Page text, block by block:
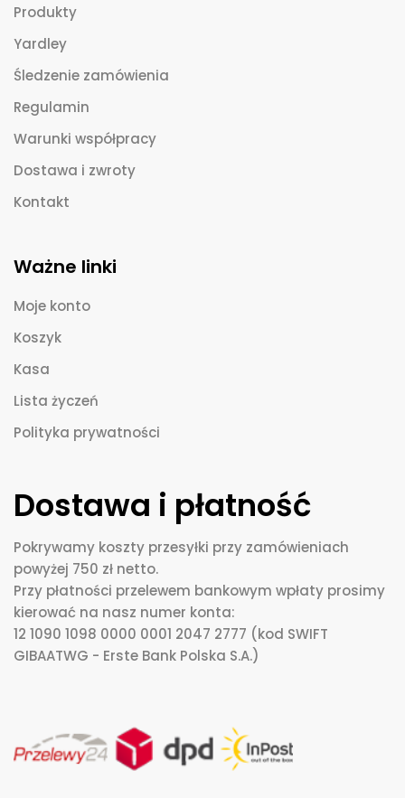
Produkty
Yardley
Śledzenie zamówienia
Regulamin
Warunki współpracy
Dostawa i zwroty
Kontakt
Ważne linki
Moje konto
Koszyk
Kasa
Lista życzeń
Polityka prywatności
Dostawa i płatność
Pokrywamy koszty przesyłki przy zamówieniach
powyżej 750 zł netto.
Przy płatności przelewem bankowym wpłaty prosimy
kierować na nasz numer konta:
12 1090 1098 0000 0001 2047 2777 (kod SWIFT
GIBAATWG - Erste Bank Polska S.A.)